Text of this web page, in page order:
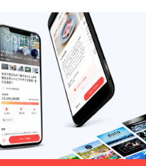
供しま
す 出版
社
Hachett
e
Pratiqu
e社 著
者
Baptist
e Fache
144ペー
ジ フラ
ンス語
2024年